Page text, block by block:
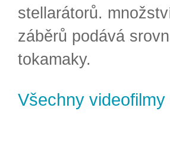
stellarátorů.
záběrů podává
tokamaky.
Všechny videofilmy